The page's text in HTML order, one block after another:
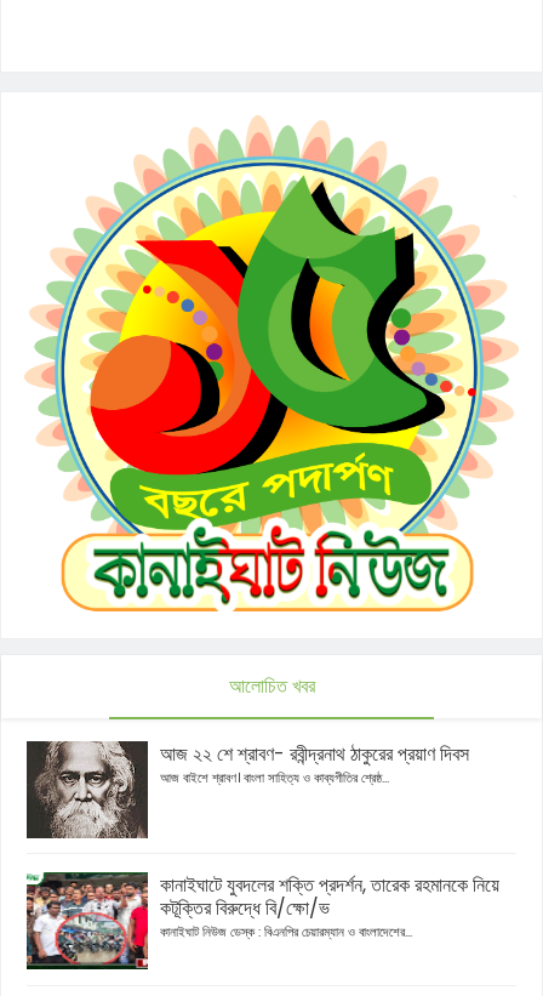
আলোচিত খবর
আজ ২২ শে শ্রাবণ- রবীন্দ্রনাথ ঠাকুরের প্রয়াণ দিবস
আজ বাইশে শ্রাবণ। বাংলা সাহিত্য ও কাব্যগীতির শ্রেষ্ঠ...
কানাইঘাটে যুবদলের শক্তি প্রদর্শন, তারেক রহমানকে নিয়ে
কটূক্তির বিরুদ্ধে বি/ক্ষো/ভ
কানাইঘাট নিউজ ডেস্ক : বিএনপির চেয়ারম্যান ও বাংলাদেশের...